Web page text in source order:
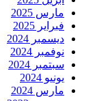
مارس 2025
فبراير 2025
ديسمبر 2024
نوفمبر 2024
سبتمبر 2024
يونيو 2024
مارس 2024